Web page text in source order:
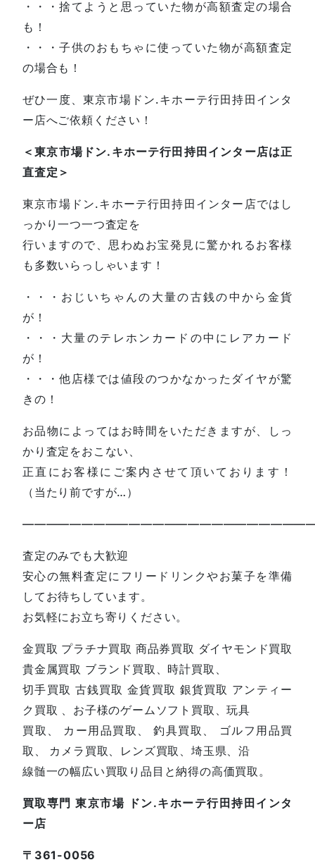
・・・捨てようと思っていた物が高額査定の場合
も！
・・・子供のおもちゃに使っていた物が高額査定
の場合も！
ぜひ一度、東京市場ドン.キホーテ行田持田インタ
ー店へご依頼ください！
＜東京市場ドン.キホーテ行田持田インター店は正
直査定＞
東京市場ドン.キホーテ行田持田インター店ではし
っかり一つ一つ査定を
行いますので、思わぬお宝発見に驚かれるお客様
も多数いらっしゃいます！
・・・おじいちゃんの大量の古銭の中から金貨
が！
・・・大量のテレホンカードの中にレアカード
が！
・・・他店様では値段のつかなかったダイヤが驚
きの！
お品物によってはお時間をいただきますが、しっ
かり査定をおこない、
正直にお客様にご案内させて頂いております！
（当たり前ですが…）
査定のみでも大歓迎
安心の無料査定にフリードリンクやお菓子を準備
してお待ちしています。
お気軽にお立ち寄りください。
金買取 プラチナ買取 商品券買取 ダイヤモンド買取
貴金属買取 ブランド買取、時計買取、
切手買取 古銭買取 金貨買取 銀貨買取 アンティー
ク買取 、お子様のゲームソフト買取、玩具
買取、 カー用品買取、 釣具買取、 ゴルフ用品買
取、 カメラ買取、レンズ買取、埼玉県、沿
線髄一の幅広い買取り品目と納得の高価買取。
買取専門 東京市場 ドン.キホーテ行田持田インタ
ー店
〒361-0056